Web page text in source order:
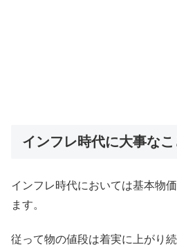
インフレ時代に大事なこ
インフレ時代においては基本物
ます。
従って物の値段は着実に上がり